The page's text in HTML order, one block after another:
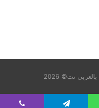
نت© 2026